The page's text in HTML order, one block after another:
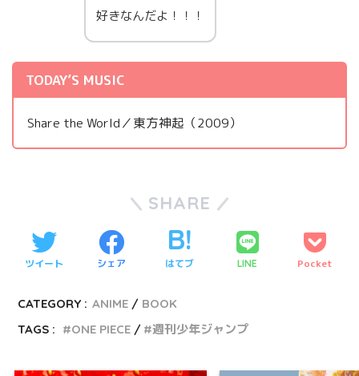
好きなんだよ！！！
TODAY’S MUSIC
Share the World／東方神起（2009）
SHARE
ツイート シェア はてブ LINE Pocket
CATEGORY : ANIME
BOOK
TAGS :
ONE PIECE 週刊少年ジャンプ